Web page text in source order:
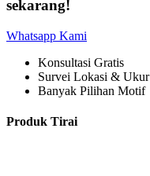
sekarang!
Whatsapp Kami
Konsultasi Gratis
Survei Lokasi & Ukur
Banyak Pilihan Motif
Produk Tirai